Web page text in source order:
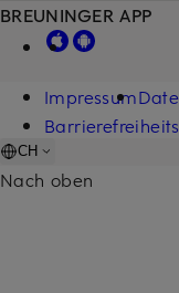
BREUNINGER APP
Impressum
CH
Nach oben